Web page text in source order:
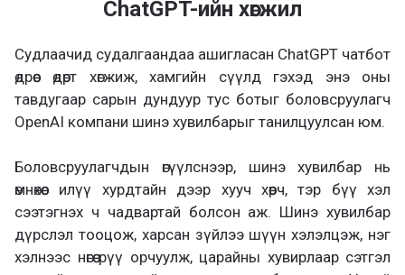
ChatGPT-ийн хөгжил
Судлаачид судалгаандаа ашигласан ChatGPT чатбот
өдрөөс өдөрт хөгжиж, хамгийн сүүлд гэхэд энэ оны
тавдугаар сарын дундуур тус ботыг боловсруулагч
OpenAI компани шинэ хувилбарыг танилцуулсан юм.
Боловсруулагчдын өгүүлснээр, шинэ хувилбар нь
өмнөхөөс илүү хурдтайн дээр хууч хөөрч, тэр бүү хэл
сээтэгнэх ч чадвартай болсон аж. Шинэ хувилбар
дүрслэл тооцож, харсан зүйлээ шүүн хэлэлцэж, нэг
хэлнээс нөгөө рүү орчуулж, царайны хувирлаар сэтгэл